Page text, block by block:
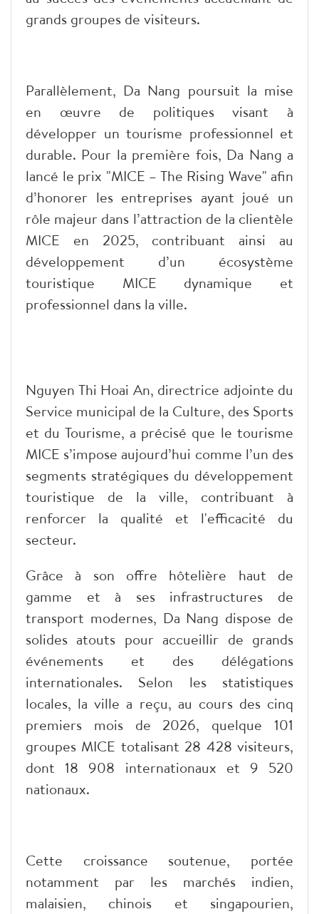
grands groupes de visiteurs.
Parallèlement, Da Nang poursuit la mise
en œuvre de politiques visant à
développer un tourisme professionnel et
durable. Pour la première fois, Da Nang a
lancé le prix "MICE – The Rising Wave" afin
d’honorer les entreprises ayant joué un
rôle majeur dans l’attraction de la clientèle
MICE en 2025, contribuant ainsi au
développement d’un écosystème
touristique MICE dynamique et
professionnel dans la ville.
Nguyen Thi Hoai An, directrice adjointe du
Service municipal de la Culture, des Sports
et du Tourisme, a précisé que le tourisme
MICE s’impose aujourd’hui comme l’un des
segments stratégiques du développement
touristique de la ville, contribuant à
renforcer la qualité et l'efficacité du
secteur.
Grâce à son offre hôtelière haut de
gamme et à ses infrastructures de
transport modernes, Da Nang dispose de
solides atouts pour accueillir de grands
événements et des délégations
internationales. Selon les statistiques
locales, la ville a reçu, au cours des cinq
premiers mois de 2026, quelque 101
groupes MICE totalisant 28 428 visiteurs,
dont 18 908 internationaux et 9 520
nationaux.
Cette croissance soutenue, portée
notamment par les marchés indien,
malaisien, chinois et singapourien,